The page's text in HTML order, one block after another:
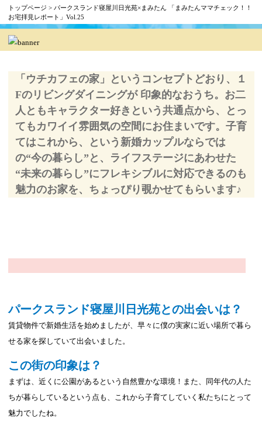
トップページ > パークスランド寝屋川日光苑×まみたん 「まみたんママチェック！！
お宅拝見レポート」Vol.25
「ウチカフェの家」というコンセプトどおり、１
Fのリビングダイニングが 印象的なおうち。お二
人ともキャラクター好きという共通点から、とっ
てもカワイイ雰囲気の空間にお住まいです。子育
てはこれから、という新婚カップルならでは
の“今の暮らし”と、ライフステージにあわせた
“未来の暮らし”にフレキシブルに対応できるのも
魅力のお家を、ちょっぴり覗かせてもらいます♪
パークスランド寝屋川日光苑との出会いは？
賃貸物件で新婚生活を始めましたが、早々に僕の実家に近い場所で暮ら
せる家を探していて出会いました。
この街の印象は？
まずは、近くに公園があるという自然豊かな環境！また、同年代の人た
ちが暮らしているという点も、これから子育てしていく私たちにとって
魅力でしたね。